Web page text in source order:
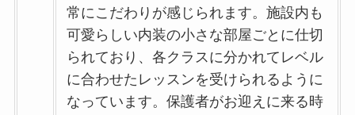
常にこだわりが感じられます。施設内も
可愛らしい内装の小さな部屋ごとに仕切
られており、各クラスに分かれてレベル
に合わせたレッスンを受けられるように
なっています。保護者がお迎えに来る時